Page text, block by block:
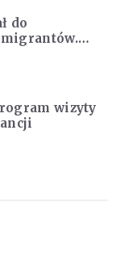
do
wizyty